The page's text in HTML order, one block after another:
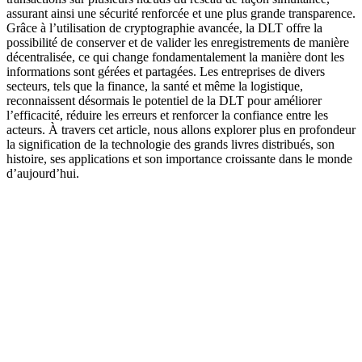
assurant ainsi une sécurité renforcée et une plus grande transparence.
Grâce à l’utilisation de cryptographie avancée, la DLT offre la
possibilité de conserver et de valider les enregistrements de manière
décentralisée, ce qui change fondamentalement la manière dont les
informations sont gérées et partagées. Les entreprises de divers
secteurs, tels que la finance, la santé et même la logistique,
reconnaissent désormais le potentiel de la DLT pour améliorer
l’efficacité, réduire les erreurs et renforcer la confiance entre les
acteurs. À travers cet article, nous allons explorer plus en profondeur
la signification de la technologie des grands livres distribués, son
histoire, ses applications et son importance croissante dans le monde
d’aujourd’hui.